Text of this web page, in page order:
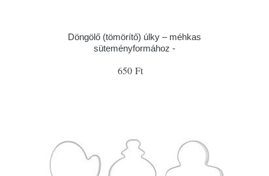
Döngölő (tömörítő) úlky – méhkas
süteményformához -
650 Ft